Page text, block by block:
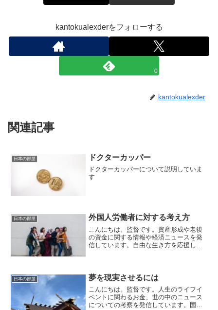
kantokualexderをフォローする
0
kantokualexder
関連記事
日本の部屋 ドクターカッパー
ドクターカッパーについて説明していま
す
日本の部屋 外国人労働者に対する考え方
こんにちは。監督です。資産形成や老後
の資金に関する情報や経済ニュースを発
信しています。自由な生き方を応援して
60％以上になると記事に...
日本の部屋 夢を現実させるには
こんにちは。監督です。人生のライフイ
ベントに関わるお金、世の中のニュース
についての考察を発信しています。国家